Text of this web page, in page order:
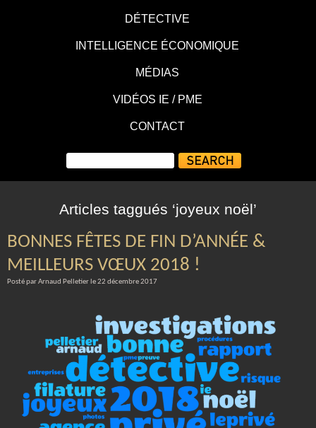
DÉTECTIVE
INTELLIGENCE ÉCONOMIQUE
MÉDIAS
VIDÉOS IE / PME
CONTACT
Articles taggués ‘joyeux noël’
BONNES FÊTES DE FIN D’ANNÉE &
MEILLEURS VŒUX 2018 !
Posté par Arnaud Pelletier le 22 décembre 2017